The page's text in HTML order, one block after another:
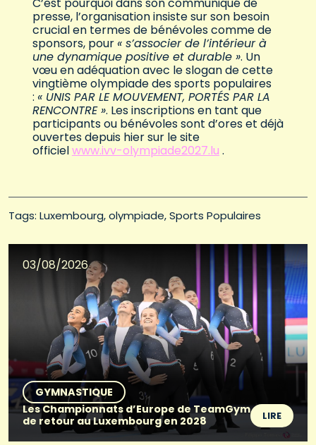
presse, l’organisation insiste sur son besoin
crucial en termes de bénévoles comme de
sponsors, pour« s’associer de l’intérieur à
une dynamique positive et durable ». Un
vœu en adéquation avec le slogan de cette
vingtième olympiade des sports populaires
: « UNIS PAR LE MOUVEMENT, PORTÉS PAR LA
RENCONTRE ». Les inscriptions en tant que
participants ou bénévoles sont d’ores et déjà
ouvertes depuis hier sur le site
officielwww.ivv-olympiade2027.lu .
Tags: Luxembourg olympiade Sports Populaires
03/08/2026
GYMNASTIQUE
Les Championnats d’Europe de TeamGym
de retour au Luxembourg en 2028
LIRE